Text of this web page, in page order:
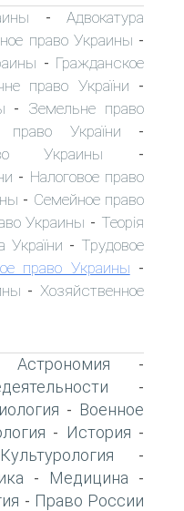
-Адвокатура
право Украины -
- Гражданское
право України -
- Земельне право
право України -
Украины -
- Налоговое право
- Семейное право
Украины - Теорія
України - Трудовое
право Украины -
- Хозяйственное
Астрономия -
-
- Военное
- История -
Культурология -
- Медицина -
- Право России